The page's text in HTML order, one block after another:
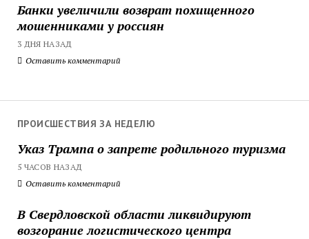
Банки увеличили возврат похищенного
мошенниками у россиян
3 ДНЯ НАЗАД
Оставить комментарий
ПРОИСШЕСТВИЯ ЗА НЕДЕЛЮ
Указ Трампа о запрете родильного туризма
5 ЧАСОВ НАЗАД
Оставить комментарий
В Свердловской области ликвидируют
возгорание логистического центра